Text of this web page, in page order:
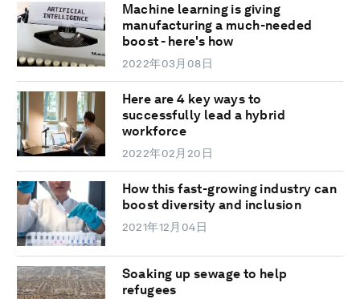
Machine learning is giving
manufacturing a much-needed
boost - here's how
2022年03月08日
Here are 4 key ways to
successfully lead a hybrid
workforce
2022年02月20日
How this fast-growing industry can
boost diversity and inclusion
2021年12月04日
Soaking up sewage to help
refugees